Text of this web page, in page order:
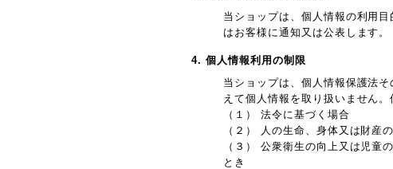
当ショップは、個人情報の利用
はお客様に通知又は公表します。
4. 個人情報利用の制限
当ショップは、個人情報保護法
えて個人情報を取り扱いません
（１） 法令に基づく場合
（２） 人の生命、身体又は財産
（３） 公衆衛生の向上又は児童
とき